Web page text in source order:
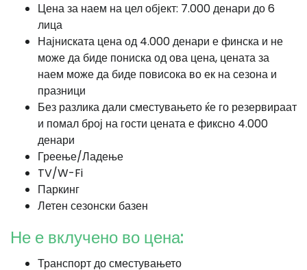
Цена за наем на цел објект: 7.000 денари до 6
лица
Најниската цена од 4.000 денари е финска и не
може да биде пониска од ова цена, цената за
наем може да биде повисока во ек на сезона и
празници
Без разлика дали сместувањето ќе го резервираат
и помал број на гости цената е фиксно 4.000
денари
Греење/Ладење
TV/W-Fi
Паркинг
Летен сезонски базен
Не е вклучено во цена:
Транспорт до сместувањето